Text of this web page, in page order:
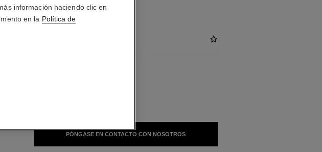
Ref. 184180
PÓNGASE EN CONTACTO CON NOSOTROS
información haciendo clic en
en la Política de